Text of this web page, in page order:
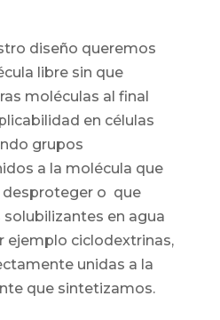
diseño queremos
libre sin que
moléculas al final
en células
grupos
a la molécula que
o que
en agua
ejemplo ciclodextrinas,
unidas a la
que sintetizamos.